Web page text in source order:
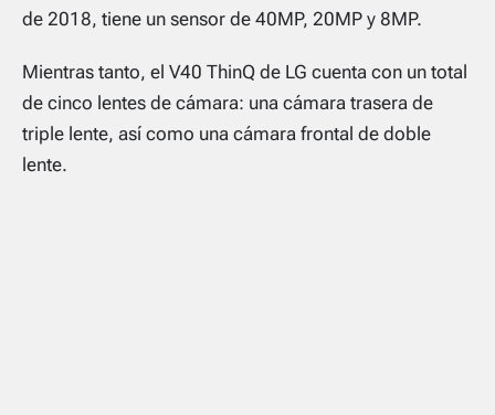
de 2018, tiene un sensor de 40MP, 20MP y 8MP.
Mientras tanto, el V40 ThinQ de LG cuenta con un total
de cinco lentes de cámara: una cámara trasera de
triple lente, así como una cámara frontal de doble
lente.